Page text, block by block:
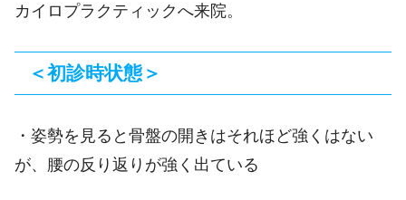
カイロプラクティックへ来院。
＜初診時状態＞
・姿勢を見ると骨盤の開きはそれほど強くはない
が、腰の反り返りが強く出ている